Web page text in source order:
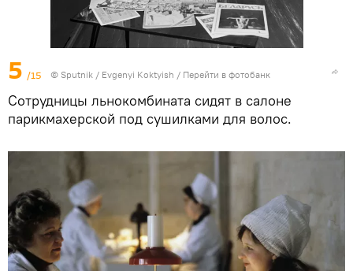
5 /15 © Sputnik / Evgenyi Koktyish / Перейти в фотобанк
Сотрудницы льнокомбината сидят в салоне
парикмахерской под сушилками для волос.